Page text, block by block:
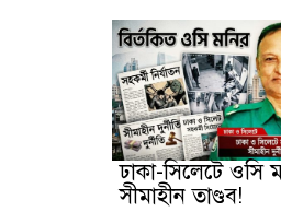
ঢাকা-সিলেটে ওসি
সীমাহীন তাণ্ডব!